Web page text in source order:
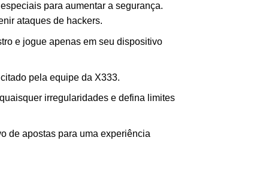
para aumentar a segurança.
ataques de hackers.
e jogue apenas em seu dispositivo
pela equipe da X333.
irregularidades e defina limites
de apostas para uma experiência